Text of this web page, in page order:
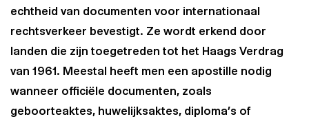
echtheid van documenten voor internationaal
rechtsverkeer bevestigt. Ze wordt erkend door
landen die zijn toegetreden tot het Haags Verdrag
van 1961. Meestal heeft men een apostille nodig
wanneer officiële documenten, zoals
geboorteaktes, huwelijksaktes, diploma’s of